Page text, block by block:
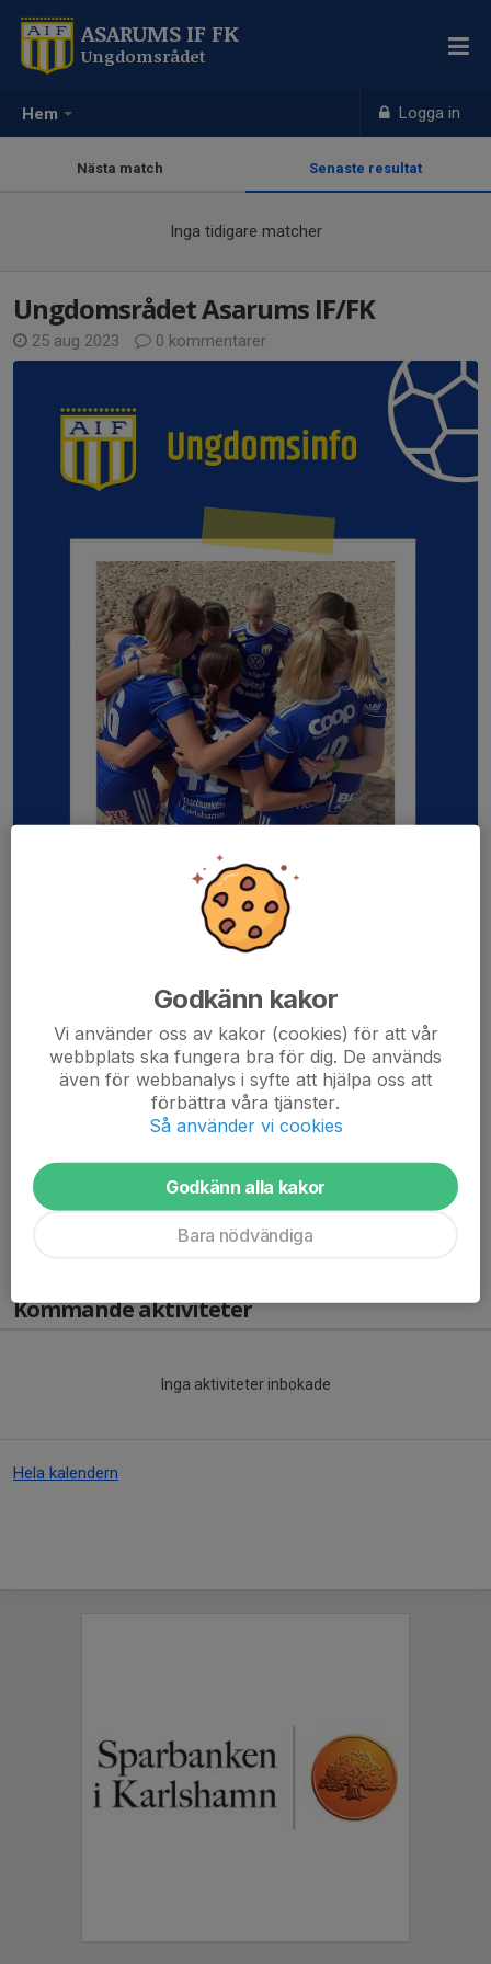
Hem Logga in
ASARUMS IF FK
Ungdomsrådet
Nästa match Senaste resultat
Inga tidigare matcher
Ungdomsrådet Asarums IF/FK
25 aug 2023 0 kommentarer
ungdomsråd i föreningen.
Tanken är att man som ungdom ska kunna föra fram sina
åsikter och idéer till föreningen. Föreningen är väldigt mån om
att detta ska bli...
Läs mer
Välkommen till Ungdomsrådet
23 aug 2023
0 kommentarer
Kommande aktiviteter
Inga aktiviteter inbokade
Hela kalendern
Godkänn kakor
Vi använder oss av kakor (cookies) för att vår
webbplats ska fungera bra för dig. De används
även för webbanalys i syfte att hjälpa oss att
förbättra våra tjänster.
Så använder vi cookies
Godkänn alla kakor
Bara nödvändiga